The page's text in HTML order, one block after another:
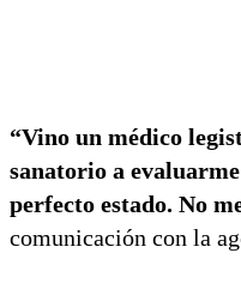
“Vino un médico
sanatorio a
perfecto estado. No
comunicación con la